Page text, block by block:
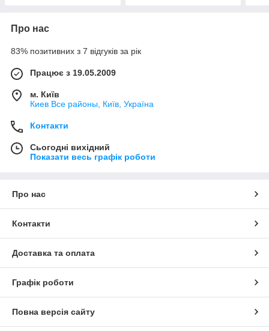
Про нас
83% позитивних з 7 відгуків за рік
Працює з 19.05.2009
м. Київ
Киев Все районы, Київ, Україна
Контакти
Сьогодні вихідний
Показати весь графік роботи
Про нас
Контакти
Доставка та оплата
Графік роботи
Повна версія сайту